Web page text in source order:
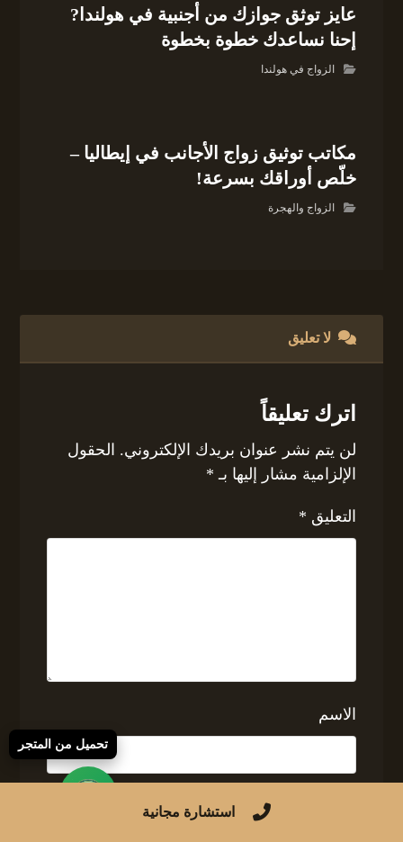
عايز توثق جوازك من أجنبية في هولندا?
إحنا نساعدك خطوة بخطوة
الزواج في هولندا
مكاتب توثيق زواج الأجانب في إيطاليا –
خلّص أوراقك بسرعة!
الزواج والهجرة
لا تعليق
اترك تعليقاً
لن يتم نشر عنوان بريدك الإلكتروني. الحقول
الإلزامية مشار إليها بـ *
التعليق *
الاسم
البريد الإلكتروني استشارة مجانية
تحميل من المتجر